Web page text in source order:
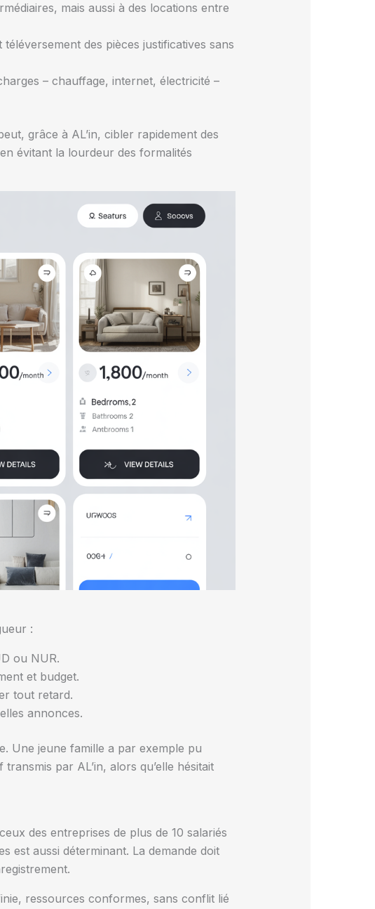
mais aussi à des locations entre
des pièces justificatives sans
– chauffage, internet, électricité –
grâce à AL’in, cibler rapidement des
évitant la lourdeur des formalités
:
ou NUR.
et budget.
tout retard.
annonces.
Une jeune famille a par exemple pu
par AL’in, alors qu’elle hésitait
des entreprises de plus de 10 salariés
est aussi déterminant. La demande doit
ressources conformes, sans conflit lié